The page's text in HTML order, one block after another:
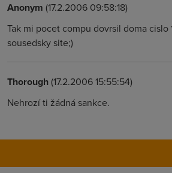
Anonym (17.2.2006 09:58:18)
Tak mi pocet compu dovrsil doma
sousedsky site;)
Thorough(17.2.2006 15:55:54)
Nehrozí ti žádná sankce.